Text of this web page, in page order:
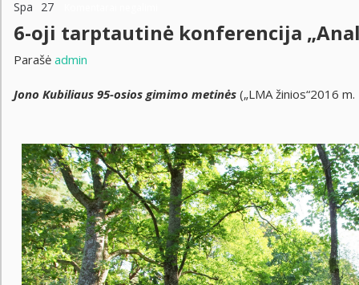
Spa 27
6-oji tarptautinė konferencija
Parašė admin
Jono Kubiliaus 95-osios gimimo metinės („LMA žinios“2016